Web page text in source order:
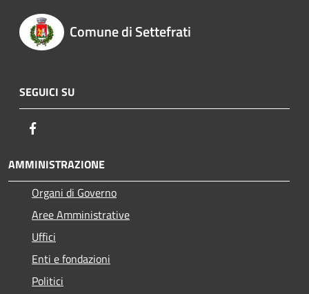
Comune di Settefrati
SEGUICI SU
AMMINISTRAZIONE
Organi di Governo
Aree Amministrative
Uffici
Enti e fondazioni
Politici